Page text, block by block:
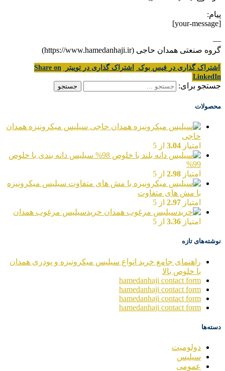
پیام:
[your-message]
—
گروه صنعتی همدان حاجی (https://www.hamedanhaji.ir)
اشتراک گذاری در فیس بوک اشتراک گذاری در توییتر
Share on
LinkedIn
جستجو برای:
محصولات
سیلیس میکرونیزه همدان
حاجی
امتیاز 3.04 از 5
سیلیس دانه بندی با خلوص
99%
امتیاز 2.98 از 5
سیلیس میکرونیزه
با مش های متفاوت
امتیاز 2.97 از 5
خریدسیلیس مرغوب همدان
امتیاز 3.36 از 5
نوشته‌های تازه
راهنمای جامع خرید انواع سیلیس میکرونیزه و پودری همدان
با خلوص بالا
hamedanhaji contact form
hamedanhaji contact form
hamedanhaji contact form
hamedanhaji contact form
دسته‌ها
دولومیت
سیلیس
عمومی